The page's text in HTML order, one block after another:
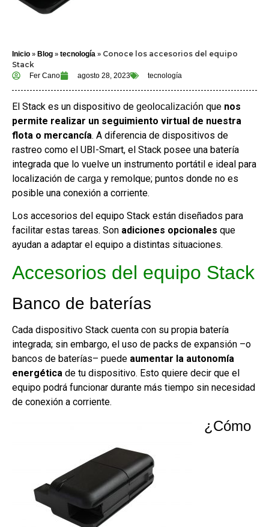
Inicio » Blog » tecnología » Conoce los accesorios del equipo
Stack
Fer Cano agosto 28, 2023 tecnología
El Stack es un dispositivo de geolocalización que nos
permite realizar un seguimiento virtual de nuestra
flota o mercancía. A diferencia de dispositivos de
rastreo como el UBI-Smart, el Stack posee una batería
integrada que lo vuelve un instrumento portátil e ideal para
localización de carga y remolque; puntos donde no es
posible una conexión a corriente.
Los accesorios del equipo Stack están diseñados para
facilitar estas tareas. Son adiciones opcionales que
ayudan a adaptar el equipo a distintas situaciones.
Accesorios del equipo Stack
Banco de baterías
Cada dispositivo Stack cuenta con su propia batería
integrada; sin embargo, el uso de packs de expansión –o
bancos de baterías– puede aumentar la autonomía
energética de tu dispositivo. Esto quiere decir que el
equipo podrá funcionar durante más tiempo sin necesidad
de conexión a corriente.
¿Cómo